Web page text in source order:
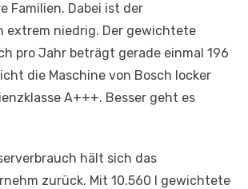
Familien. Dabei ist der
extrem niedrig. Der gewichtete
pro Jahr beträgt gerade einmal 196
die Maschine von Bosch locker
A+++. Besser geht es
hält sich das
zurück. Mit 10.560 l gewichtete